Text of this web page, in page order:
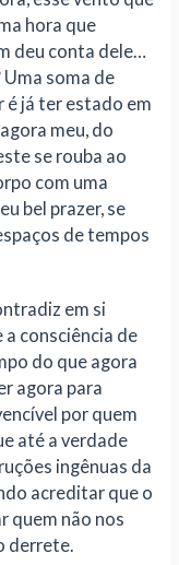
hora que
deu conta dele…
soma de
é já ter estado em
meu, do
se rouba ao
com uma
bel prazer, se
de tempos
em si
a consciência de
do que agora
agora para
por quem
até a verdade
ingênuas da
acreditar que o
quem não nos
derrete.